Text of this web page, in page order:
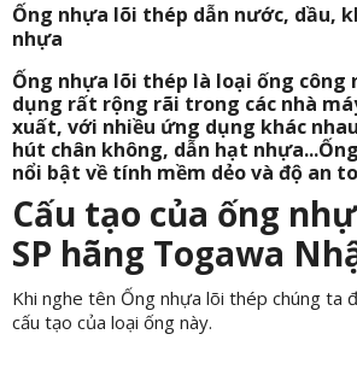
Ống nhựa lõi thép dẫn nước, dầu,
nhựa
Ống nhựa lõi thép là loại ống công
dụng rất rộng rãi trong các nhà
xuất, với nhiều ứng dụng khác
hút chân không, dẫn hạt
nổi bật về tính mềm dẻo và độ an
Cấu tạo của ống
SP hãng Togawa
Khi nghe tên Ống nhựa lõi thép chúng ta
cấu tạo của loại ống này.